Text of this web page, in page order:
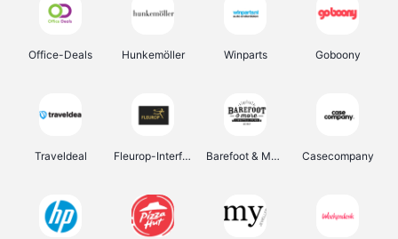
Office-Deals Hunkemöller Winparts Goboony
Traveldeal Fleurop-Interflora Barefoot & More Casecompany